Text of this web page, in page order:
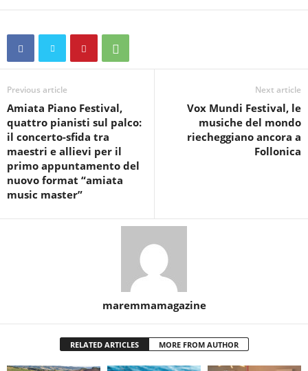
Previous article
Amiata Piano Festival,
quattro pianisti sul palco:
il concerto-sfida tra
maestri e allievi per il
primo appuntamento del
nuovo format “amiata
music master”
Next article
Vox Mundi Festival, le
musiche del mondo
riecheggiano ancora a
Follonica
maremmamagazine
RELATED ARTICLES MORE FROM AUTHOR